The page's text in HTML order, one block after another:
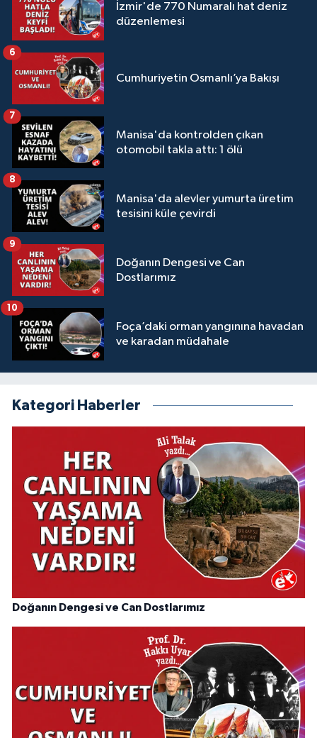
İzmir'de 770 Numaralı hat deniz
düzenlemesi
Cumhuriyetin Osmanlı’ya Bakışı
6
Manisa'da kontrolden çıkan
otomobil takla attı: 1 ölü
7
Manisa'da alevler yumurta üretim
tesisini küle çevirdi
8
Doğanın Dengesi ve Can
Dostlarımız
9
Foça’daki orman yangınına havadan
ve karadan müdahale
10
Kategori Haberler
Doğanın Dengesi ve Can Dostlarımız